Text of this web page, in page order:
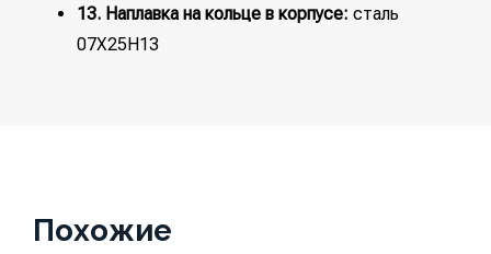
13. Наплавка на кольце в корпусе: сталь
07Х25Н13
Похожие